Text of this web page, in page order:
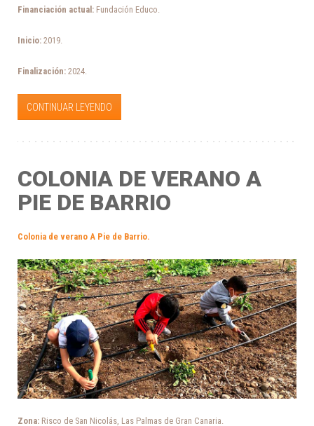
Financiación actual: Fundación Educo.
Inicio: 2019.
Finalización: 2024.
CONTINUAR LEYENDO
COLONIA DE VERANO A
PIE DE BARRIO
Colonia de verano A Pie de Barrio.
Zona: Risco de San Nicolás, Las Palmas de Gran Canaria.